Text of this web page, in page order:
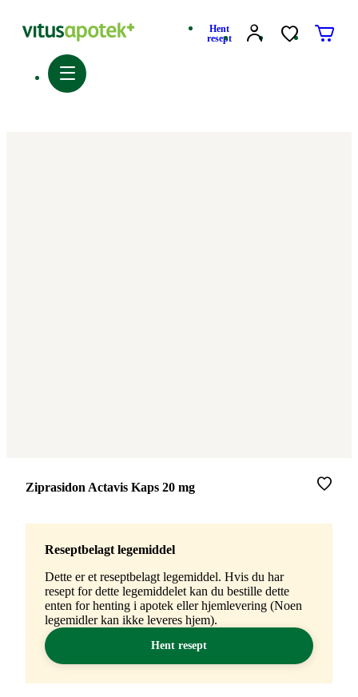
Hent
resept
Merke:
Ziprasidon Actavis Kaps 20 mg
Reseptbelagt legemiddel
Dette er et reseptbelagt legemiddel. Hvis du har
resept for dette legemiddelet kan du bestille dette
enten for henting i apotek eller hjemlevering (Noen
legemidler kan ikke leveres hjem).
Hent resept